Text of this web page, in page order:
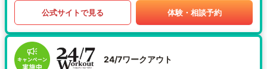
公式サイトで見る 体験・相談予約
24/7ワークアウト